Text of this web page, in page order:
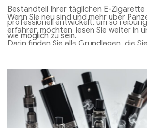
Bestandteil Ihrer täglichen E-Zigarette
professionell entwickelt, um so
wie möglich zu sein.
Wenn Sie neu sind und mehr über
erfahren möchten, lesen Sie weiter in
Darin finden Sie alle Grundlagen, die
Arten von Tanks und wie Sie sie